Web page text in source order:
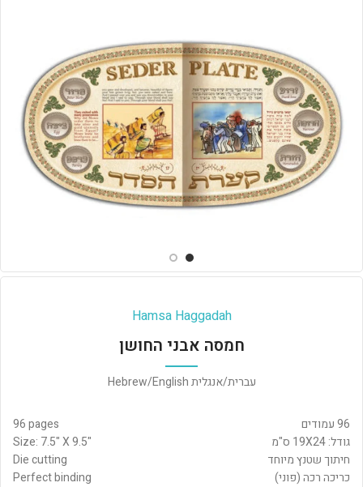
Hamsa Haggadah
חמסה אבני החושן
עברית/אנגלית Hebrew/English
96 pages
Size: 7.5" X 9.5"
Die cutting
Perfect binding
96 עמודים
גודל: 19X24 ס"מ
חיתוך שטנץ מיוחד
כריכה רכה (פוני)